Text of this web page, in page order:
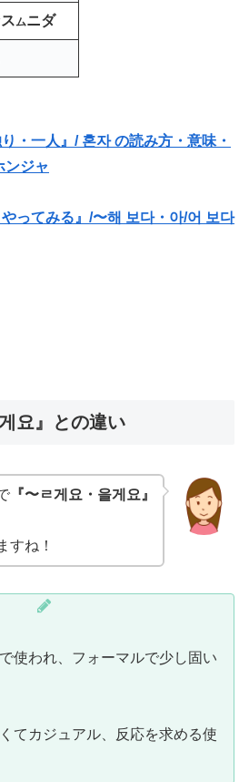
ス ムニダ
・一人』/ 혼자 の読み方・意味・
ンジャ
ってみる』/〜해 보다・아/어 보다
요』との違い
『〜ㄹ게요・을게요』
すね！
使われ、フォーマルで少し固い
てカジュアル、反応を求める使